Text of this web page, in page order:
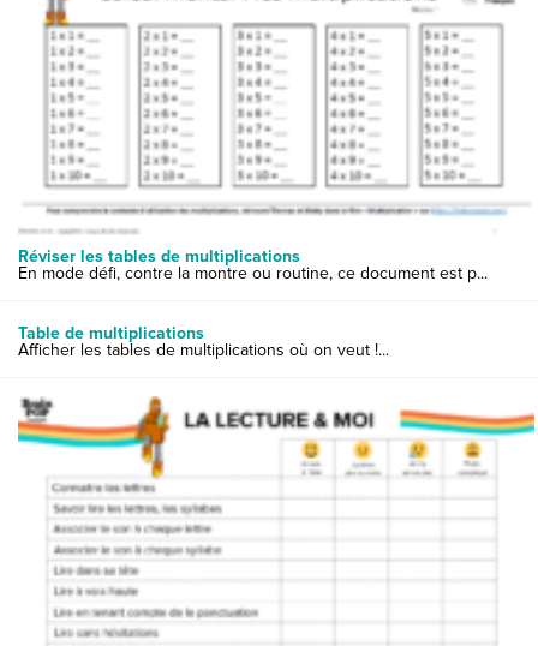
Réviser les tables de multiplications
En mode défi, contre la montre ou routine, ce document est p...
Table de multiplications
Afficher les tables de multiplications où on veut !...